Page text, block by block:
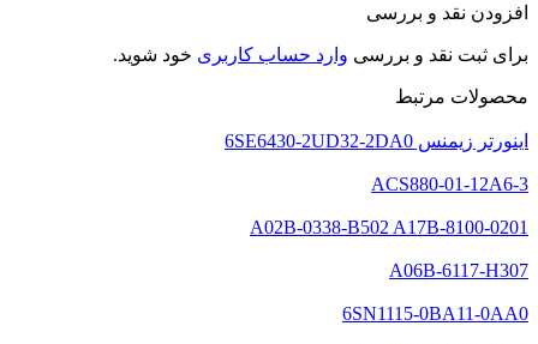
افزودن نقد و بررسی
برای ثبت نقد و بررسی وارد حساب کاربری خود شوید.
محصولات مرتبط
اینورتر زیمنس 6SE6430-2UD32-2DA0
ACS880-01-12A6-3
A02B-0338-B502 A17B-8100-0201
A06B-6117-H307
6SN1115-0BA11-0AA0